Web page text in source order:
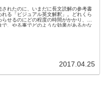
されたのに、いまだに長文読解の参考書
れる「ビジュアル英文解釈」。どれくら
らせるのにどの程度の時間がかかり、ど
で、やる事でどのような効果があるかな
2017.04.25